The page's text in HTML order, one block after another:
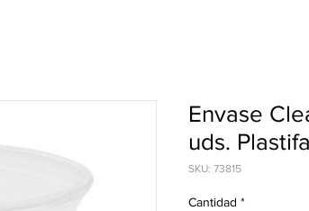
Envase
uds.
SKU: 73815
Cantidad *